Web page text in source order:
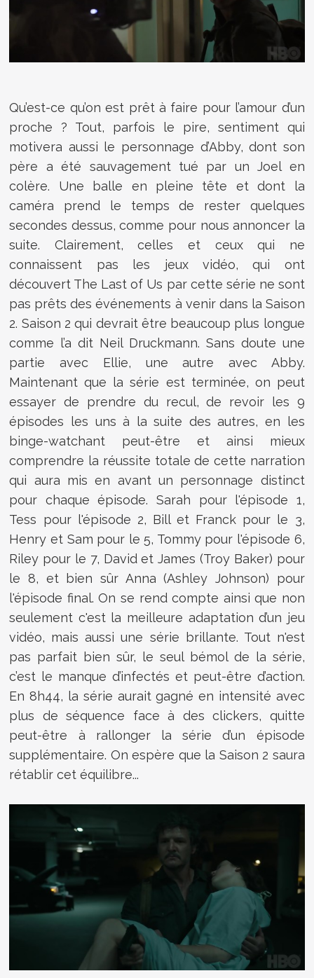
Qu’est-ce qu’on est prêt à faire pour l’amour d’un
proche ? Tout, parfois le pire, sentiment qui
motivera aussi le personnage d’Abby, dont son
père a été sauvagement tué par un Joel en
colère. Une balle en pleine tête et dont la
caméra prend le temps de rester quelques
secondes dessus, comme pour nous annoncer la
suite. Clairement, celles et ceux qui ne
connaissent pas les jeux vidéo, qui ont
découvert The Last of Us par cette série ne sont
pas prêts des événements à venir dans la Saison
2. Saison 2 qui devrait être beaucoup plus longue
comme l’a dit Neil Druckmann. Sans doute une
partie avec Ellie, une autre avec Abby.
Maintenant que la série est terminée, on peut
essayer de prendre du recul, de revoir les 9
épisodes les uns à la suite des autres, en les
binge-watchant peut-être et ainsi mieux
comprendre la réussite totale de cette narration
qui aura mis en avant un personnage distinct
pour chaque épisode. Sarah pour l'épisode 1,
Tess pour l'épisode 2, Bill et Franck pour le 3,
Henry et Sam pour le 5, Tommy pour l'épisode 6,
Riley pour le 7, David et James (Troy Baker) pour
le 8, et bien sûr Anna (Ashley Johnson) pour
l'épisode final. On se rend compte ainsi que non
seulement c'est la meilleure adaptation d’un jeu
vidéo, mais aussi une série brillante. Tout n'est
pas parfait bien sûr, le seul bémol de la série,
c’est le manque d’infectés et peut-être d’action.
En 8h44, la série aurait gagné en intensité avec
plus de séquence face à des clickers, quitte
peut-être à rallonger la série d’un épisode
supplémentaire. On espère que la Saison 2 saura
rétablir cet équilibre...